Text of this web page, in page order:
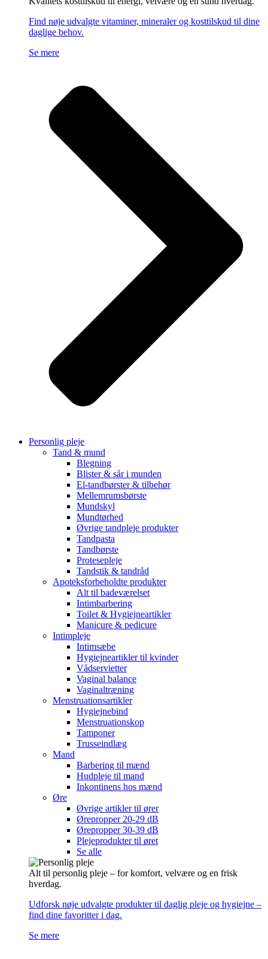
Find nøje udvalgte vitaminer, mineraler og kosttilskud til dine
daglige behov.
Se mere
Personlig pleje
Tand & mund
Blegning
Blister & sår i munden
El-tandbørster & tilbehør
Mellemrumsbørste
Mundskyl
Mundtørhed
Øvrige tandpleje produkter
Tandpasta
Tandbørste
Protesepleje
Tandstik & tandråd
Apoteksforbeholdte produkter
Alt til badeværelset
Intimbarbering
Toilet & Hygiejneartikler
Manicure & pedicure
Intimpleje
Intimsæbe
Hygiejneartikler til kvinder
Vådservietter
Vaginal balance
Vaginaltræning
Menstruationsartikler
Hygiejnebind
Menstruationskop
Tamponer
Trusseindlæg
Mand
Barbering til mænd
Hudpleje til mand
Inkontinens hos mænd
Øre
Øvrige artikler til ører
Ørepropper 20-29 dB
Ørepropper 30-39 dB
Plejeprodukter til øret
Se alle
Alt til personlig pleje – for komfort, velvære og en frisk
hverdag.
Udforsk nøje udvalgte produkter til daglig pleje og hygiejne –
find dine favoritter i dag.
Se mere